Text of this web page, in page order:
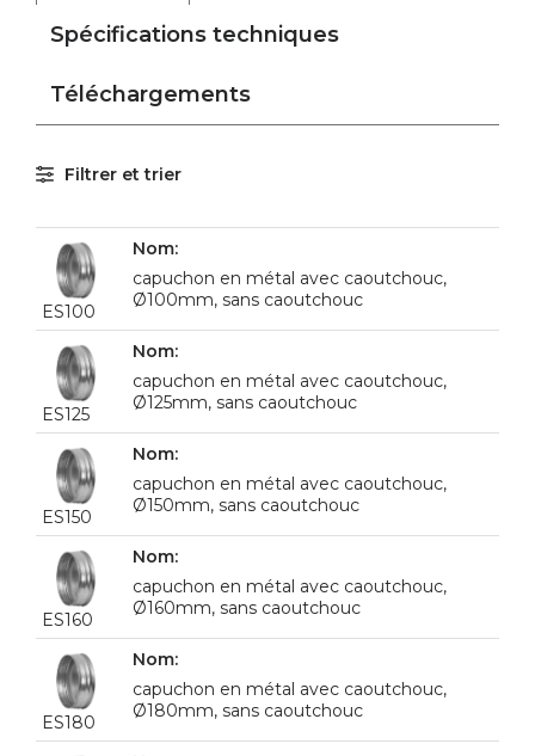
Spécifications techniques
Téléchargements
Filtrer et trier
ES100
capuchon en métal avec caoutchouc,
Ø100mm, sans caoutchouc
ES125
capuchon en métal avec caoutchouc,
Ø125mm, sans caoutchouc
ES150
capuchon en métal avec caoutchouc,
Ø150mm, sans caoutchouc
ES160
capuchon en métal avec caoutchouc,
Ø160mm, sans caoutchouc
ES180
capuchon en métal avec caoutchouc,
Ø180mm, sans caoutchouc